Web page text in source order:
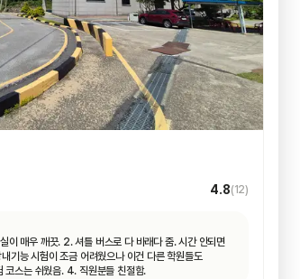
4.8(12)
이 매우 깨끗. 2. 셔틀 버스로 다 바래다 줌. 시간 안되면
기능 시험이 조금 어려웠으나 이건 다른 학원들도
코스는 쉬웠음. 4. 직원분들 친절함.